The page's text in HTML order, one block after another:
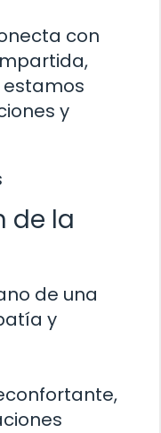
con
y
de la
de una
y